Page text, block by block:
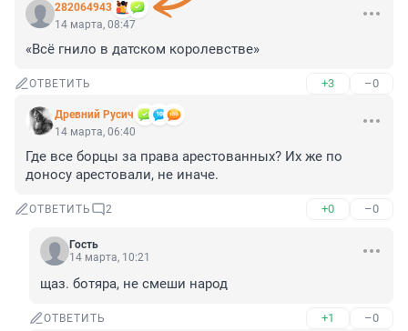
282064943
14 марта, 08:47
«Всё гнило в датском королевстве»
ОТВЕТИТЬ +3 –0
Древний Русич
14 марта, 06:40
Где все борцы за права арестованных? Их же по
доносу арестовали, не иначе.
ОТВЕТИТЬ 2 +0 –0
Гость
14 марта, 10:21
щаз. ботяра, не смеши народ
ОТВЕТИТЬ +1 –0